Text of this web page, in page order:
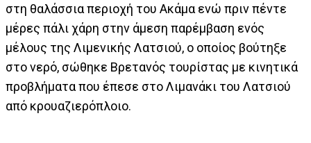
στη θαλάσσια περιοχή του Ακάμα ενώ πριν πέντε
μέρες πάλι χάρη στην άμεση παρέμβαση ενός
μέλους της Λιμενικής Λατσιού, ο οποίος βούτηξε
στο νερό, σώθηκε Βρετανός τουρίστας με κινητικά
προβλήματα που έπεσε στο Λιμανάκι του Λατσιού
από κρουαζιερόπλοιο.